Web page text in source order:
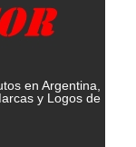
en Argentina,
y Logos de